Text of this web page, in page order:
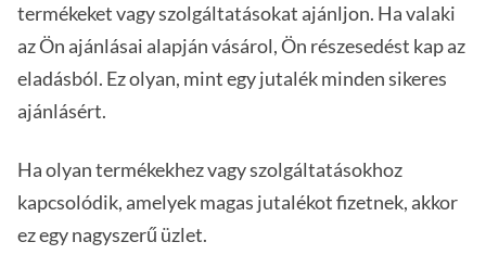
termékeket vagy szolgáltatásokat ajánljon. Ha valaki
az Ön ajánlásai alapján vásárol, Ön részesedést kap az
eladásból. Ez olyan, mint egy jutalék minden sikeres
ajánlásért.
Ha olyan termékekhez vagy szolgáltatásokhoz
kapcsolódik, amelyek magas jutalékot fizetnek, akkor
ez egy nagyszerű üzlet.